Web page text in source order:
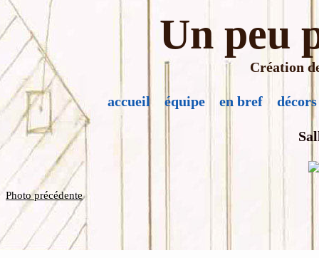
Un peu
Création
accueil équipe en bref décors
Photo précédente